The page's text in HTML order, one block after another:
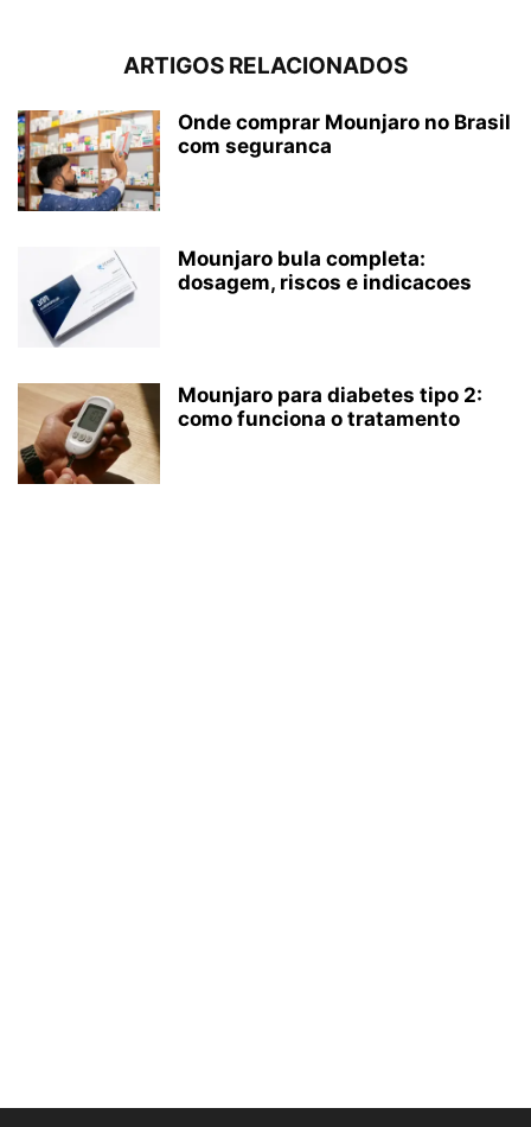
ARTIGOS RELACIONADOS
Onde comprar Mounjaro no Brasil
com seguranca
Mounjaro bula completa:
dosagem, riscos e indicacoes
Mounjaro para diabetes tipo 2:
como funciona o tratamento